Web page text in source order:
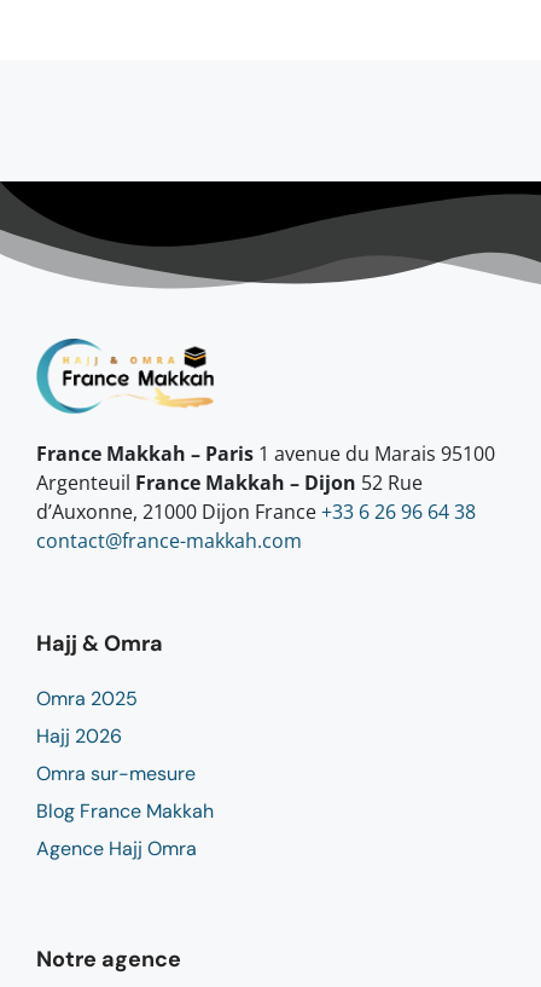
France Makkah – Paris 1 avenue du Marais 95100
Argenteuil France Makkah – Dijon 52 Rue
d’Auxonne, 21000 Dijon France+33 6 26 96 64 38
contact@france-makkah.com
Hajj & Omra
Omra 2025
Hajj 2026
Omra sur-mesure
Blog France Makkah
Agence Hajj Omra
Notre agence